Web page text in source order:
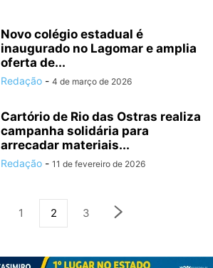
Novo colégio estadual é
inaugurado no Lagomar e amplia
oferta de...
Redação - 4 de março de 2026
Cartório de Rio das Ostras realiza
campanha solidária para
arrecadar materiais...
Redação - 11 de fevereiro de 2026
1 2 3